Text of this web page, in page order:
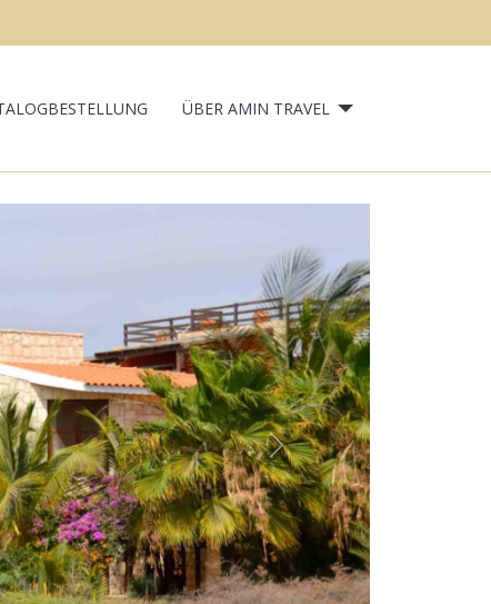
ÜBER AMIN TRAVEL
Next